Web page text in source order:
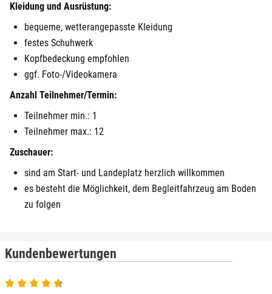
Kleidung und Ausrüstung:
bequeme, wetterangepasste Kleidung
festes Schuhwerk
Kopfbedeckung empfohlen
ggf. Foto-/Videokamera
Anzahl Teilnehmer/Termin:
Teilnehmer min.: 1
Teilnehmer max.: 12
Zuschauer:
sind am Start- und Landeplatz herzlich willkommen
es besteht die Möglichkeit, dem Begleitfahrzeug am Boden
zu folgen
Kundenbewertungen
Herzogenaurach
Herzogtum Lauenburg
Horb am Neckar
Ibbenbüren